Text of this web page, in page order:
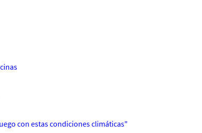
con estas condiciones climáticas"